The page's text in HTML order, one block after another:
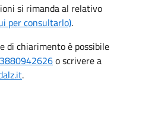
si rimanda al relativo
per consultarlo).
di chiarimento è possibile
3880942626o scrivere a
.